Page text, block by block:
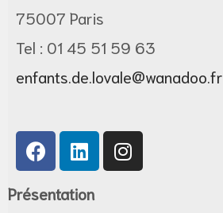
75007 Paris
Tel : 01 45 51 59 63
enfants.de.lovale@wanadoo.fr
Présentation